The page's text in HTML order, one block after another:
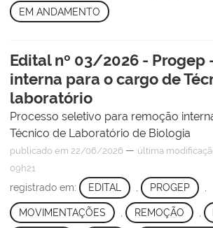
EM ANDAMENTO
Edital nº 03/2026 - Progep
interna para o cargo de
laboratório
Processo seletivo para remoção
Técnico de Laboratório de Biologia
publicado em 22/06/2026 — última
09h21
registrado em: EDITAL , PROGEP ,
MOVIMENTAÇÕES REMOÇÃO